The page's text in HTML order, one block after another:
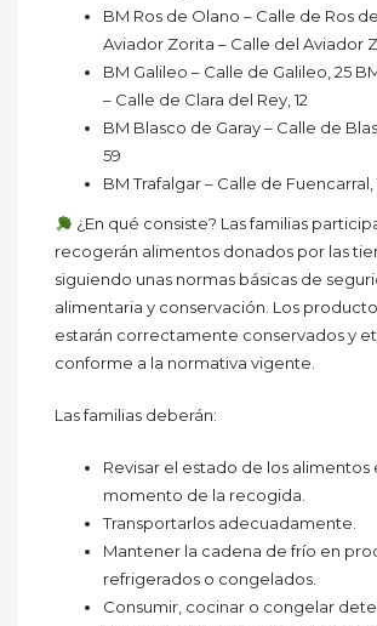
BM Ros de Olano – Calle de Ros
Aviador Zorita – Calle del Aviador
BM Galileo – Calle de Galileo, 25
– Calle de Clara del Rey, 12
BM Blasco de Garay – Calle de
59
BM Trafalgar – Calle de Fuencarral,
¿En qué consiste? Las familias
recogerán alimentos donados por las
siguiendo unas normas básicas de
alimentaria y conservación. Los
estarán correctamente conservados y
conforme a la normativa vigente.
Las familias deberán:
Revisar el estado de los alimentos
momento de la recogida.
Transportarlos adecuadamente.
Mantener la cadena de frío en
refrigerados o congelados.
Consumir, cocinar o congelar